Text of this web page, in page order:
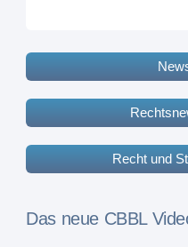
Recht und
Das neue CBBL